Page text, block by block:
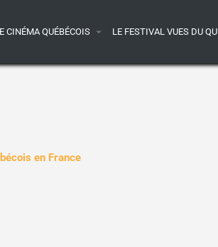
CINÉMA QUÉBÉCOIS LE FESTIVAL VUES DU
en France